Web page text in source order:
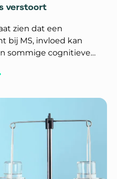
verstoort
zien dat een
bij MS, invloed kan
sommige cognitieve
verstoort